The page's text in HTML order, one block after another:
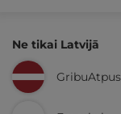
Ne tikai Latvijā